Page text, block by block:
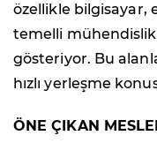
özellikle bilgisayar,
temelli mühendislik
gösteriyor. Bu
hızlı yerleşme
ÖNE ÇIKAN